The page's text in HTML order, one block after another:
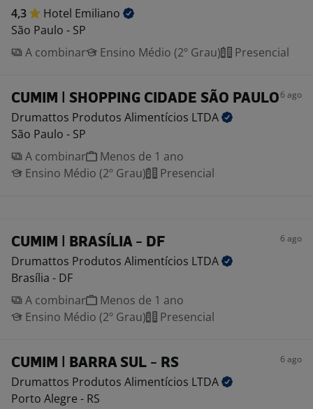
4,3 Hotel Emiliano
São Paulo - SP
A combinar
Ensino Médio (2º Grau) Presencial
CUMIM | SHOPPING CIDADE SÃO PAULO6 ago
Drumattos Produtos Alimentícios LTDA
São Paulo - SP
A combinar
Menos de 1 ano
Ensino Médio (2º Grau)
Presencial
CUMIM | BRASÍLIA - DF 6 ago
Drumattos Produtos Alimentícios LTDA
Brasília - DF
A combinar
Menos de 1 ano
Ensino Médio (2º Grau)
Presencial
CUMIM | BARRA SUL - RS 6 ago
Drumattos Produtos Alimentícios LTDA
Porto Alegre - RS